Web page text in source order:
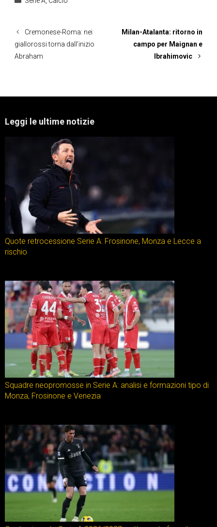
Cremonese-Roma: nei
giallorossi torna dall’inizio
Abraham
Milan-Atalanta: ritorno in
campo per Maignan e
Ibrahimovic
Leggi le ultime notizie
Quote retrocessione Serie A: Frosinone, Monza e Lecce a
rischio
Squadre neopromosse in Serie A: analisi e formazioni tipo di
Monza, Frosinone e Venezia